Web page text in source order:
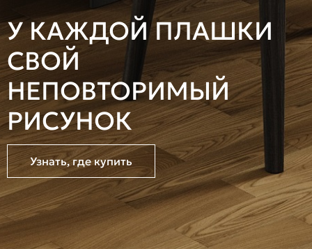
У КАЖДОЙ ПЛАШКИ
СВОЙ
НЕПОВТОРИМЫЙ
РИСУНОК
Узнать, где купить